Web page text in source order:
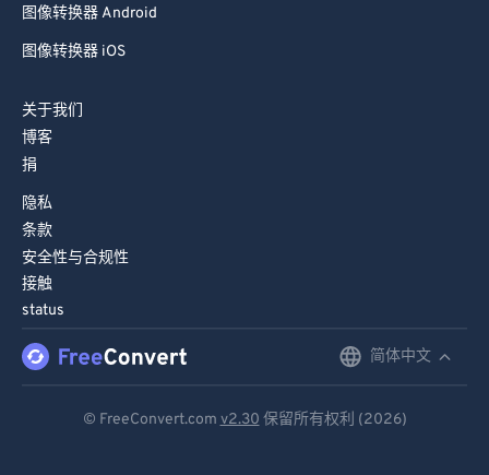
图像转换器 Android
图像转换器 iOS
关于我们
博客
捐
隐私
条款
安全性与合规性
接触
status
简体中文
© FreeConvert.com v2.30 保留所有权利 (2026)